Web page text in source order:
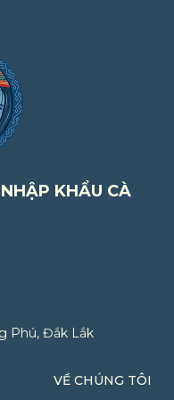
KHẨU CÀ
Phú, Đắk Lắk
VỀ CHÚNG TÔI